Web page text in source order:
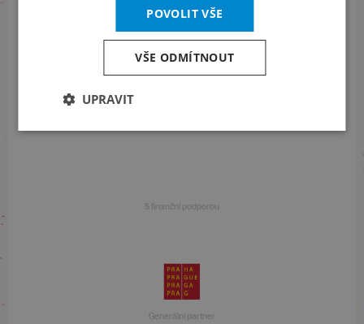
+420 257 310 414
S finanční podporou
Generální partner
POVOLIT VŠE
VŠE ODMÍTNOUT
UPRAVIT